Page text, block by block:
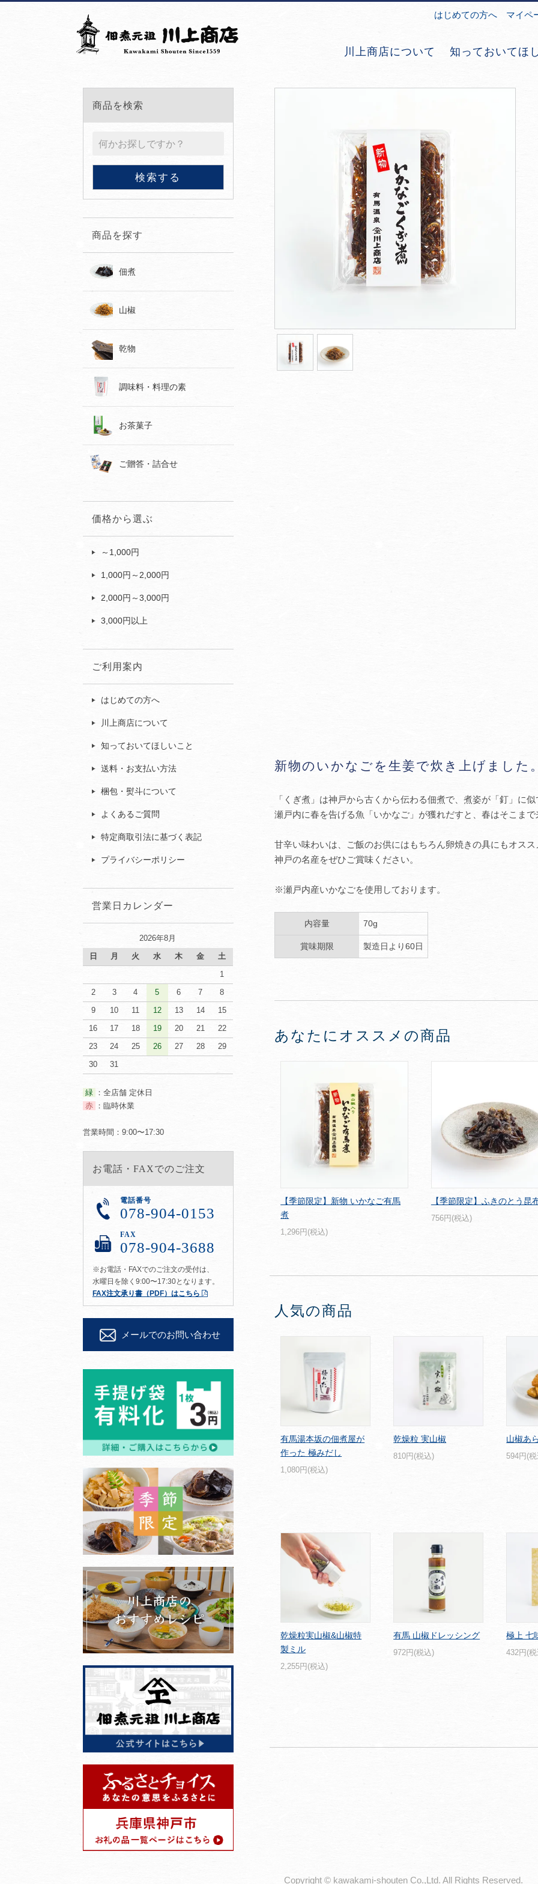
はじめての方へ マイペ
川上商店について 知っておいてほ
新物のいかなごを生姜で炊き上げました
「くぎ煮」は神戸から古くから伝わる佃煮で、煮姿が「釘」に
瀬戸内に春を告げる魚「いかなご」が獲れだすと、春はそこま
甘辛い味わいは、ご飯のお供にはもちろん卵焼きの具にもオス
神戸の名産をぜひご賞味ください。
※瀬戸内産いかなごを使用しております。
内容量 70g
賞味期限 製造日より60日
あなたにオススメの商品
【季節限定】新物 いかなご有馬
煮
1,296円(税込)
【季節限定】ふきのとう昆
756円(税込)
人気の商品
有馬湯本坂の佃煮屋が
作った 極みだし
1,080円(税込)
乾燥粒 実山椒
810円(税込)
山椒あ
594円(
乾燥粒実山椒&山椒特
製ミル
2,255円(税込)
有馬 山椒ドレッシング
972円(税込)
極上 七
432円(
商品を検索
商品を探す
佃煮
山椒
乾物
調味料・料理の素
お茶菓子
ご贈答・詰合せ
価格から選ぶ
～1,000円
1,000円～2,000円
2,000円～3,000円
3,000円以上
ご利用案内
はじめての方へ
川上商店について
知っておいてほしいこと
送料・お支払い方法
梱包・熨斗について
よくあるご質問
特定商取引法に基づく表記
プライバシーポリシー
営業日カレンダー
2026年8月
日 月 火 水 木 金 土
1
2 3 4 5 6 7 8
9 10 11 12 13 14 15
16 17 18 19 20 21 22
23 24 25 26 27 28 29
30 31
緑 ：全店舗 定休日
赤 ：臨時休業
営業時間：9:00〜17:30
お電話・FAXでのご注文
電話番号
078-904-0153
FAX
078-904-3688
※お電話・FAXでのご注文の受付は、
水曜日を除く9:00〜17:30となります。
FAX注文承り書（PDF）はこちら
メールでのお問い合わせ
Copyright © kawakami-shouten Co.,Ltd. All Rights Reserved.